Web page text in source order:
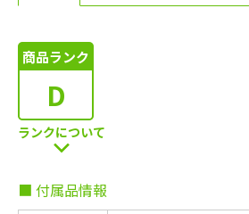
商品ランク
D
ランクについて
■ 付属品情報